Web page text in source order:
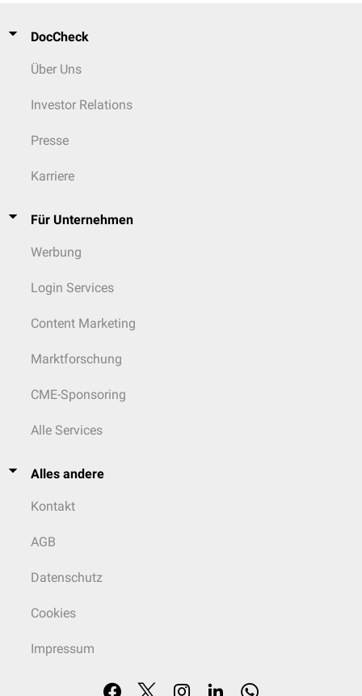
DocCheck
Über Uns
Investor Relations
Presse
Karriere
Für Unternehmen
Werbung
Login Services
Content Marketing
Marktforschung
CME-Sponsoring
Alle Services
Alles andere
Kontakt
AGB
Datenschutz
Cookies
Impressum